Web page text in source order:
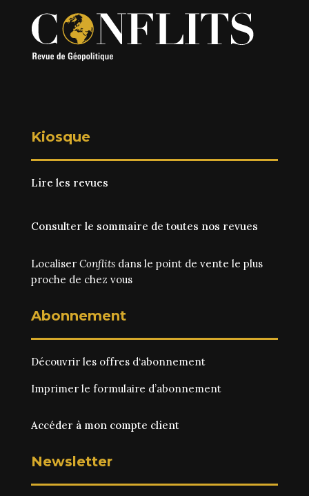
Kiosque
Lire les revues
Consulter le sommaire de toutes nos revues
Localiser Conflitsdans le point de vente le plus
proche de chez vous
Abonnement
Découvrir les offres d‘abonnement
Imprimer le formulaire d’abonnement
Accéder à mon compte client
Newsletter